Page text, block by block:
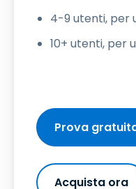
4-9 utenti, per
10+ utenti, per
Prova
Acquista ora